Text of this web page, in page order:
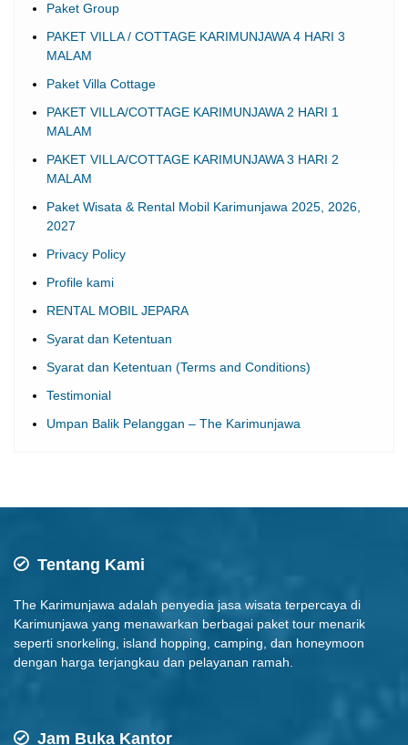
Paket Group
PAKET VILLA / COTTAGE KARIMUNJAWA 4 HARI 3
MALAM
Paket Villa Cottage
PAKET VILLA/COTTAGE KARIMUNJAWA 2 HARI 1
MALAM
PAKET VILLA/COTTAGE KARIMUNJAWA 3 HARI 2
MALAM
Paket Wisata & Rental Mobil Karimunjawa 2025, 2026,
2027
Privacy Policy
Profile kami
RENTAL MOBIL JEPARA
Syarat dan Ketentuan
Syarat dan Ketentuan (Terms and Conditions)
Testimonial
Umpan Balik Pelanggan – The Karimunjawa
Tentang Kami
The Karimunjawa adalah penyedia jasa wisata terpercaya di
Karimunjawa yang menawarkan berbagai paket tour menarik
seperti snorkeling, island hopping, camping, dan honeymoon
dengan harga terjangkau dan pelayanan ramah.
Jam Buka Kantor